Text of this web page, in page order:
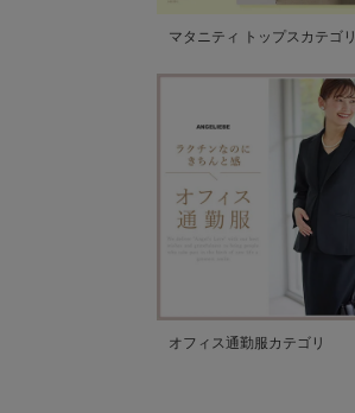
マタニティ トップスカテゴリ
オフィス通勤服カテゴリ